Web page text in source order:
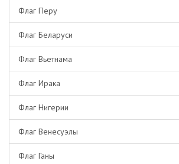
Флаг Перу
Флаг Беларуси
Флаг Вьетнама
Флаг Ирака
Флаг Нигерии
Флаг Венесуэлы
Флаг Ганы